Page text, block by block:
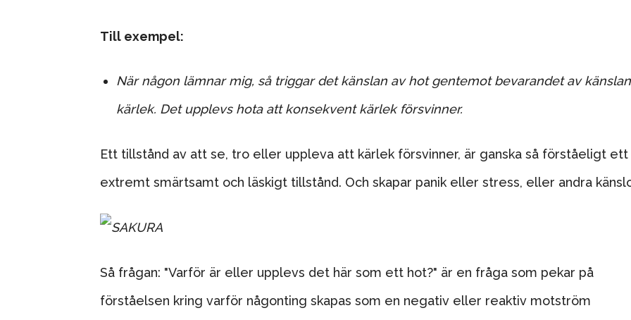
Till exempel:
När någon lämnar mig, så triggar det känslan av hot gentemot bevarandet av känslan
kärlek. Det upplevs hota att konsekvent kärlek försvinner.
Ett tillstånd av att se, tro eller uppleva att kärlek försvinner, är ganska så förståeligt ett
extremt smärtsamt och läskigt tillstånd. Och skapar panik eller stress, eller andra
Så frågan: "Varför är eller upplevs det här som ett hot?" är en fråga som pekar på
förståelsen kring varför någonting skapas som en negativ eller reaktiv motström